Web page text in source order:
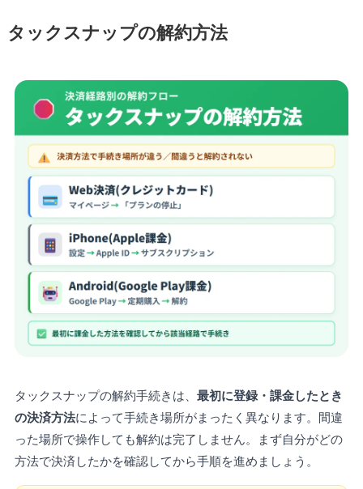
タックスナップの解約方法
タックスナップの解約手続きは、 最初に登録・課金したとき
の決済方法によって手続き場所がまったく異なります。間違
った場所で操作しても解約は完了しません。まず自分がどの
方法で決済したかを確認してから手順を進めましょう。